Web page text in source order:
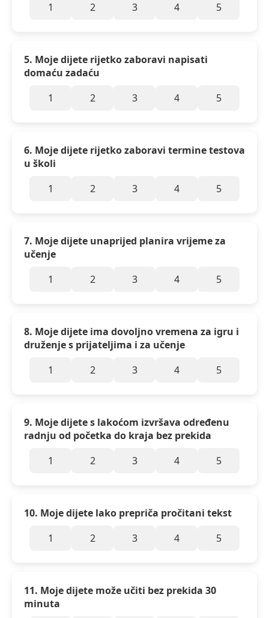
1
2 3 4 5
5. Moje dijete rijetko zaboravi napisati
domaću zadaću
1
2 3 4 5
6. Moje dijete rijetko zaboravi termine testova
u školi
1
2 3 4 5
7. Moje dijete unaprijed planira vrijeme za
učenje
1
2 3 4 5
8. Moje dijete ima dovoljno vremena za igru i
druženje s prijateljima i za učenje
1
2 3 4 5
9. Moje dijete s lakoćom izvršava određenu
radnju od početka do kraja bez prekida
1
2 3 4 5
10. Moje dijete lako prepriča pročitani tekst
1
2 3 4 5
11. Moje dijete može učiti bez prekida 30
minuta